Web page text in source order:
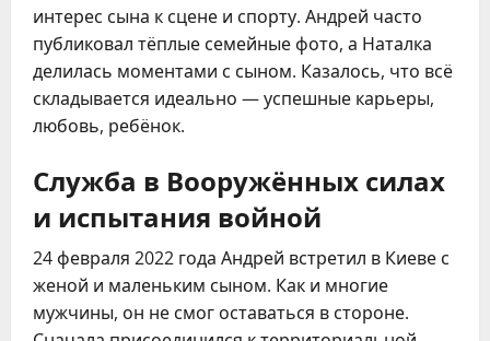
интерес сына к сцене и спорту. Андрей часто
публиковал тёплые семейные фото, а Наталка
делилась моментами с сыном. Казалось, что всё
складывается идеально — успешные карьеры,
любовь, ребёнок.
Служба в Вооружённых силах
и испытания войной
24 февраля 2022 года Андрей встретил в Киеве с
женой и маленьким сыном. Как и многие
мужчины, он не смог оставаться в стороне.